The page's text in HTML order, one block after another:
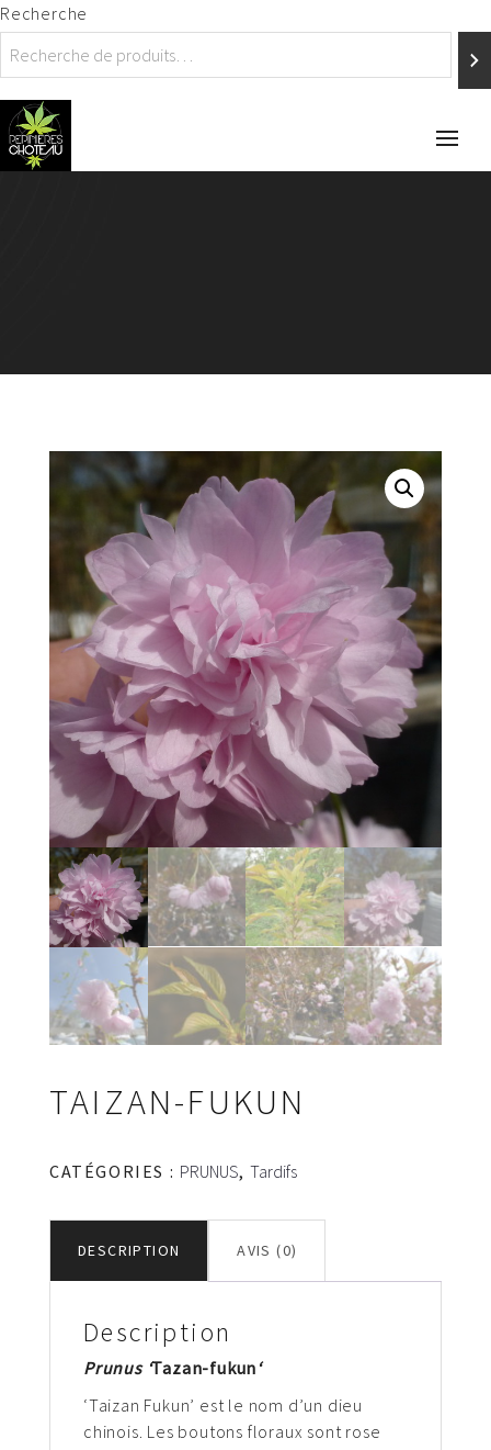
Recherche
TAIZAN-FUKUN
CATÉGORIES : PRUNUS,Tardifs
DESCRIPTION AVIS (0)
Description
Prunus ‘Tazan-fukun ‘
‘Taizan Fukun’ est le nom d’un dieu
chinois. Les boutons floraux sont rose